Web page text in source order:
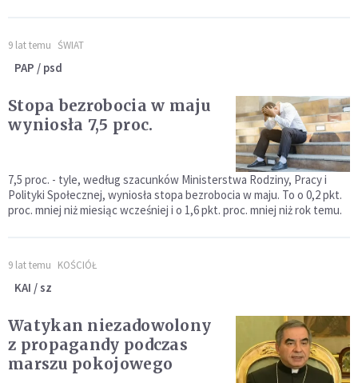
9 lat temu ŚWIAT
PAP / psd
Stopa bezrobocia w maju
wyniosła 7,5 proc.
7,5 proc. - tyle, według szacunków Ministerstwa Rodziny, Pracy i
Polityki Społecznej, wyniosła stopa bezrobocia w maju. To o 0,2 pkt.
proc. mniej niż miesiąc wcześniej i o 1,6 pkt. proc. mniej niż rok temu.
9 lat temu KOŚCIÓŁ
KAI / sz
Watykan niezadowolony
z propagandy podczas
marszu pokojowego